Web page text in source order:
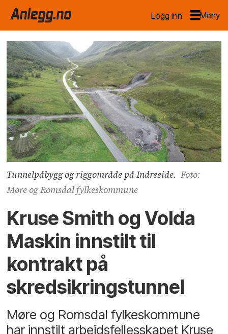
Logg inn
Tunnelpåbygg og riggområde på Indreeide. Foto:
Møre og Romsdal fylkeskommune
Kruse Smith og Volda
Maskin innstilt til
kontrakt på
skredsikringstunnel
Møre og Romsdal fylkeskommune
har innstilt arbeidsfellesskapet Kruse